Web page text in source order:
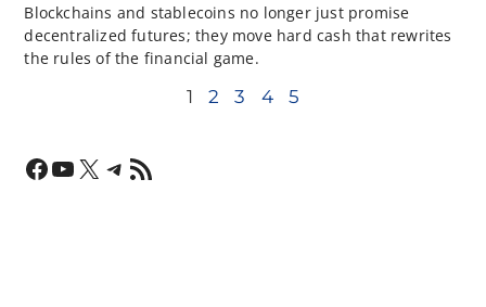
Blockchains and stablecoins no longer just promise
decentralized futures; they move hard cash that rewrites
the rules of the financial game.
1 2 3 4 5